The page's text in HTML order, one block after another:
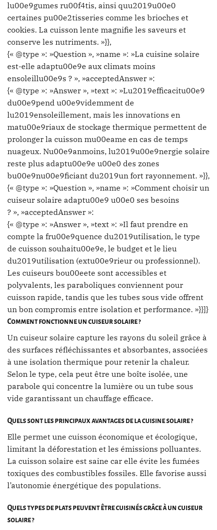
lu00e9gumes ru00f4tis, ainsi quu2019u00e0
certaines pu00e2tisseries comme les brioches et
cookies. La cuisson lente magnifie les saveurs et
conserve les nutriments. »}},
{« @type »: »Question », »name »: »La cuisine solaire
est-elle adaptu00e9e aux climats moins
ensoleillu00e9s ? », »acceptedAnswer »:
{« @type »: »Answer », »text »: »Lu2019efficacitu00e9
du00e9pend u00e9videmment de
lu2019ensoleillement, mais les innovations en
matu00e9riaux de stockage thermique permettent de
prolonger la cuisson mu00eame en cas de temps
nuageux. Nu00e9anmoins, lu2019u00e9nergie solaire
reste plus adaptu00e9e u00e0 des zones
bu00e9nu00e9ficiant du2019un fort rayonnement. »}},
{« @type »: »Question », »name »: »Comment choisir un
cuiseur solaire adaptu00e9 u00e0 ses besoins
? », »acceptedAnswer »:
{« @type »: »Answer », »text »: »Il faut prendre en
compte la fru00e9quence du2019utilisation, le type
de cuisson souhaitu00e9e, le budget et le lieu
du2019utilisation (extu00e9rieur ou professionnel).
Les cuiseurs bou00eete sont accessibles et
polyvalents, les paraboliques conviennent pour
cuisson rapide, tandis que les tubes sous vide offrent
un bon compromis entre isolation et performance. »}}]}
Comment fonctionne un cuiseur solaire ?
Un cuiseur solaire capture les rayons du soleil grâce à
des surfaces réfléchissantes et absorbantes, associées
à une isolation thermique pour retenir la chaleur.
Selon le type, cela peut être une boîte isolée, une
parabole qui concentre la lumière ou un tube sous
vide garantissant un chauffage efficace.
Quels sont les principaux avantages de la cuisine solaire ?
Elle permet une cuisson économique et écologique,
limitant la déforestation et les émissions polluantes.
La cuisson solaire est saine car elle évite les fumées
toxiques des combustibles fossiles. Elle favorise aussi
l’autonomie énergétique des populations.
Quels types de plats peuvent être cuisinés grâce à un cuiseur
solaire ?